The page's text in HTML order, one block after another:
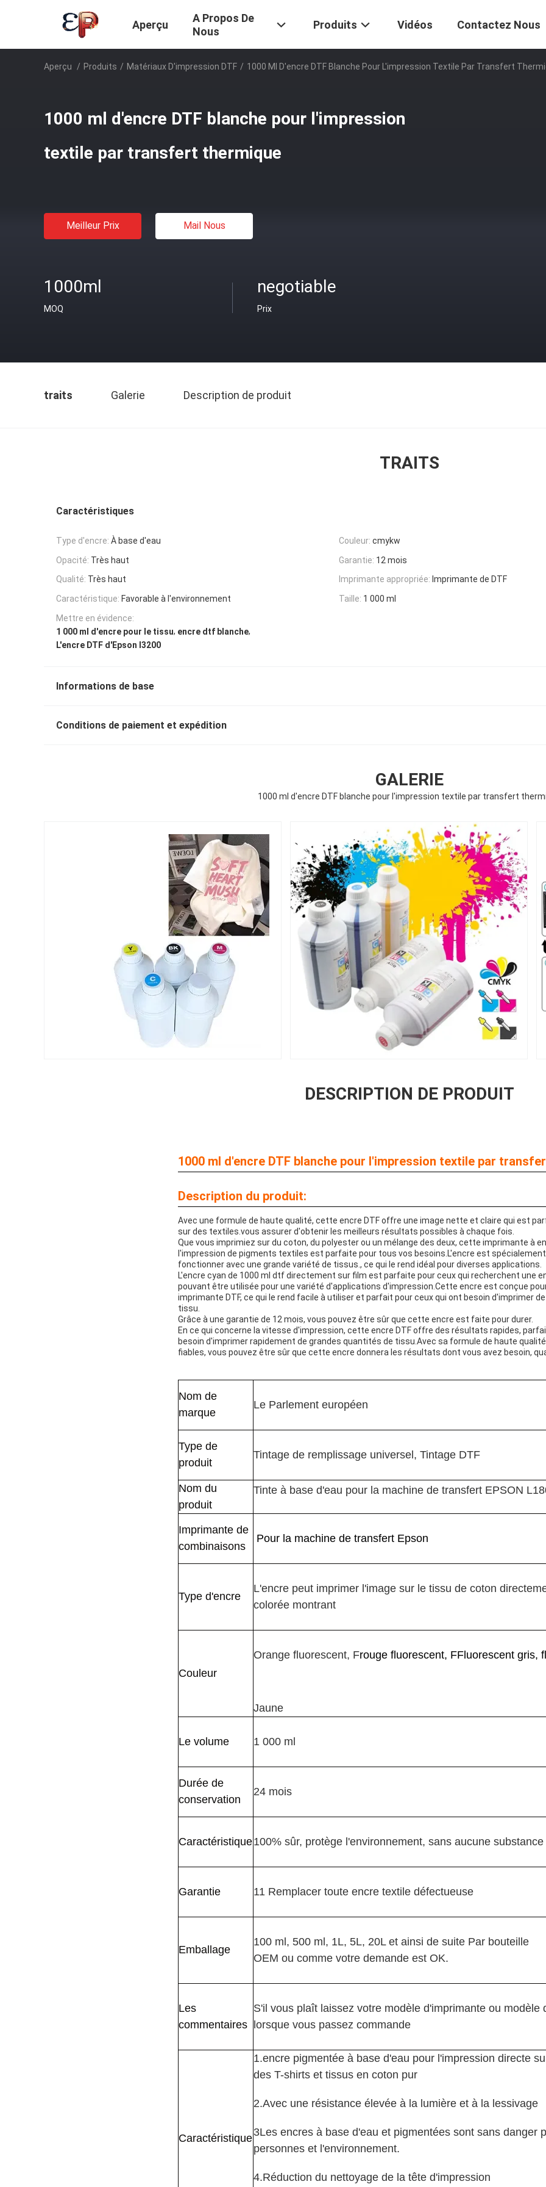
Aperçu
A Propos De
Nous
Produits Vidéos Contactez Nous
Aperçu / Produits / Matériaux D'impression DTF / 1000 Ml D'encre DTF Blanche Pour L'impression Textile Par Transfert
1000 ml d'encre DTF blanche pour l'impression
textile par transfert thermique
Meilleur Prix Mail Nous
1000ml
MOQ
negotiable
Prix
traits Galerie Description de produit
TRAITS
Caractéristiques
Type d'encre: À base d'eau Couleur: cmykw
Opacité: Très haut Garantie: 12 mois
Qualité: Très haut Imprimante appropriée: Imprimante de DTF
Caractéristique: Favorable à l'environnement Taille: 1 000 ml
Mettre en évidence:
1 000 ml d'encre pour le tissu, encre dtf blanche,
L'encre DTF d'Epson I3200
Informations de base
Conditions de paiement et expédition
GALERIE
1000 ml d'encre DTF blanche pour l'impression textile par transfert
DESCRIPTION DE PRODUIT
1000 ml d'encre DTF blanche pour l'impression textile par
Description du produit:
Avec une formule de haute qualité, cette encre DTF offre une image nette et claire qui est
sur des textiles.vous assurer d'obtenir les meilleurs résultats possibles à chaque fois.
Que vous imprimiez sur du coton, du polyester ou un mélange des deux, cette imprimante à
l'impression de pigments textiles est parfaite pour tous vos besoins.L'encre est
fonctionner avec une grande variété de tissus., ce qui le rend idéal pour diverses applications.
L'encre cyan de 1000 ml dtf directement sur film est parfaite pour ceux qui recherchent une
pouvant être utilisée pour une variété d'applications d'impression.Cette encre est conçue
imprimante DTF, ce qui le rend facile à utiliser et parfait pour ceux qui ont besoin d'imprimer
tissu.
Grâce à une garantie de 12 mois, vous pouvez être sûr que cette encre est faite pour durer.
En ce qui concerne la vitesse d'impression, cette encre DTF offre des résultats rapides,
besoin d'imprimer rapidement de grandes quantités de tissu.Avec sa formule de haute
fiables, vous pouvez être sûr que cette encre donnera les résultats dont vous avez besoin,
Nom de
marque
Le Parlement européen
Type de
produit
Tintage de remplissage universel, Tintage DTF
Nom du
produit
Tinte à base d'eau pour la machine de transfert EPSON
Imprimante de
combinaisons
Pour la machine de transfert Epson
Type d'encre
L'encre peut imprimer l'image sur le tissu de coton
colorée montrant
Couleur
Orange fluorescent, Frouge fluorescent, FFluorescent gris,
Jaune
Le volume 1 000 ml
Durée de
conservation
24 mois
Caractéristique100% sûr, protège l'environnement, sans aucune
Garantie 11 Remplacer toute encre textile défectueuse
Emballage
100 ml, 500 ml, 1L, 5L, 20L et ainsi de suite Par bouteille
OEM ou comme votre demande est OK.
Les
commentaires
S'il vous plaît laissez votre modèle d'imprimante ou modèle
lorsque vous passez commande
Caractéristique
1.encre pigmentée à base d'eau pour l'impression directe
des T-shirts et tissus en coton pur
2.Avec une résistance élevée à la lumière et à la lessivage
3Les encres à base d'eau et pigmentées sont sans danger
personnes et l'environnement.
4.Réduction du nettoyage de la tête d'impression